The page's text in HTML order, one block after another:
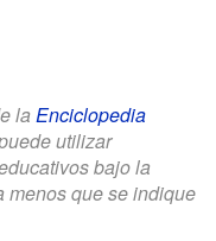
la Enciclopedia
utilizar
bajo la
menos que se indique